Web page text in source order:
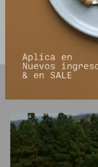
Cambios y Devoluciones